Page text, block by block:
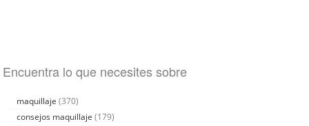
Encuentra lo que necesites sobre
maquillaje (370)
consejos maquillaje (179)